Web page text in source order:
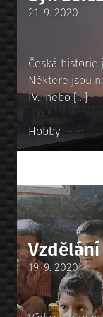
Posted
21. 9. 2020
Česká
Některé jsou
IV. nebo […]
Posted
in
Hobby
Posted
on
19. 9. 2020